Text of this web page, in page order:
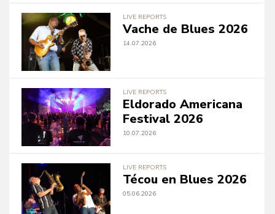
LIVE REPORTS
Vache de Blues 2026
14.07.2026
LIVE REPORTS
Eldorado Americana
Festival 2026
10.07.2026
LIVE REPORTS
Técou en Blues 2026
05.06.2026